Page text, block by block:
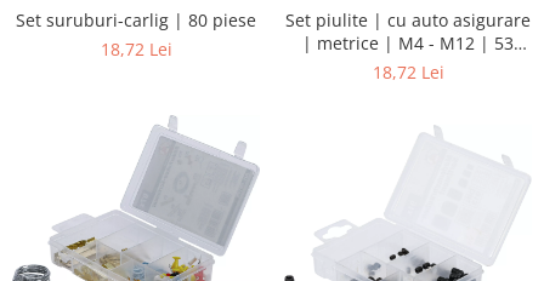
Set suruburi-carlig | 80 piese
18,72 Lei
Set piulite | cu auto asigurare
| metrice | M4 - M12 | 53
piese
18,72 Lei